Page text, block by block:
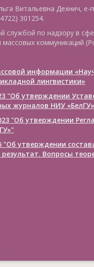
Витальевна Дехнич, e-
301254.
службой по надзору в
коммуникаций
информации
лингвистики»
"Об утверждении
журналов НИУ «БелГУ»
"Об утверждении
"Об утверждении
Вопросы